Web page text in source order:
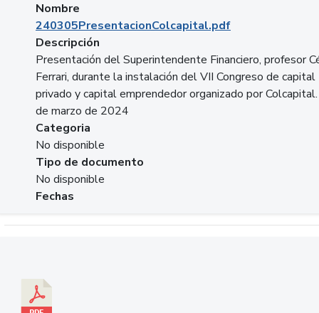
Nombre
240305PresentacionColcapital.pdf
Descripción
Presentación del Superintendente Financiero, profesor
Ferrari, durante la instalación del VII Congreso de capital
privado y capital emprendedor organizado por
de marzo de 2024
Categoria
No disponible
Tipo de documento
No disponible
Fechas